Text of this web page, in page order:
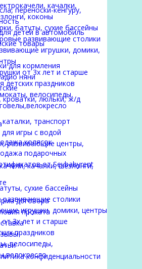
качалки,
коконы
батуты, сухие бассейны
развивающие столики
игрушки, домики,
от 3х лет и старше
детских праздников
велосипеды,
колясок
подарочных
от Sevbabyrent
договора
проката
конфиденциальности
переноски-кенгуру,
детей в автомобиль
товары
для кормления
няни
люльки, ж/д
каталки, транспорт
игры с водой
развивающие центры,
качалки, шезлонги,
сухие бассейны
развивающие столики
игрушки, домики, центры
3х лет и старше
праздников
велосипеды,